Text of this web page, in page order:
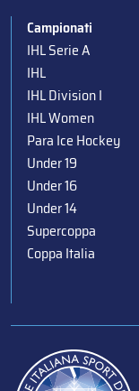
Campionati
IHL Serie A
IHL
IHL Division I
IHL Women
Para Ice Hockey
Under 19
Under 16
Under 14
Supercoppa
Coppa Italia